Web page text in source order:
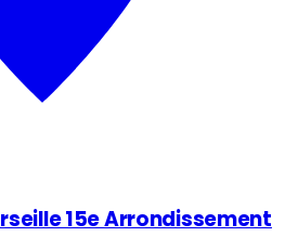
15e Arrondissement